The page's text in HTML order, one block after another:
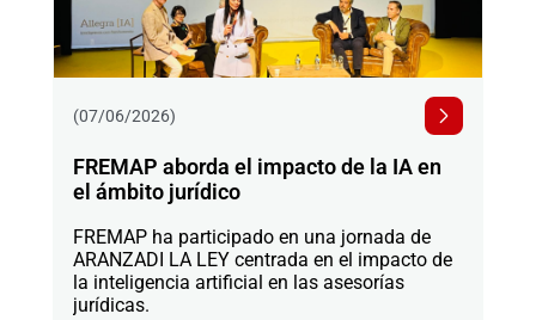
(07/06/2026)
FREMAP aborda el impacto de la IA en
el ámbito jurídico
FREMAP ha participado en una jornada de
ARANZADI LA LEY centrada en el impacto de
la inteligencia artificial en las asesorías
jurídicas.